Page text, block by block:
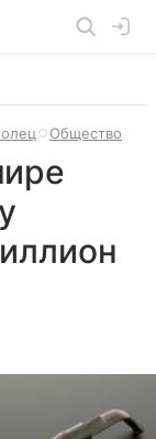
Общество